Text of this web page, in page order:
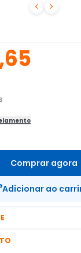
 
Comprar agora
Adicionar ao